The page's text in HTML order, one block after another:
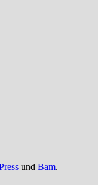
und Bam.